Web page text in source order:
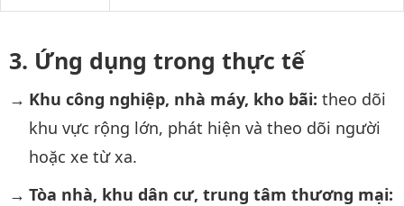
Ứng dụng trong thực tế
Khu công nghiệp, nhà máy, kho bãi: theo dõi
khu vực rộng lớn, phát hiện và theo dõi người
hoặc xe từ xa.
Tòa nhà, khu dân cư, trung tâm thương mại: